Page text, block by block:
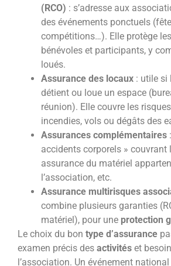
(RCO) : s’adresse aux
des événements ponctuels
compétitions…). Elle protège
bénévoles et participants, y
loués.
Assurance des locaux : utile si
détient ou loue un espace
réunion). Elle couvre les
incendies, vols ou dégâts des
Assurances complémentaires
accidents corporels » couvrant
assurance du matériel
l’association, etc.
Assurance multirisques
combine plusieurs garanties
matériel), pour une protection
Le choix du bon type d’assurance
examen précis des activités et
l’association. Un événement national